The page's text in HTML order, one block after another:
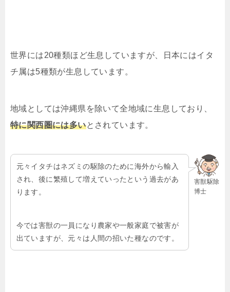
世界には20種類ほど生息していますが、日本にはイタ
チ属は5種類が生息しています。
地域としては沖縄県を除いて全地域に生息しており、
特に関西圏には多いとされています。
害獣駆除
博士
元々イタチはネズミの駆除のために海外から輸入
され、後に繁殖して増えていったという過去があ
ります。
今では害獣の一員になり農家や一般家庭で被害が
出ていますが、元々は人間の招いた種なのです。